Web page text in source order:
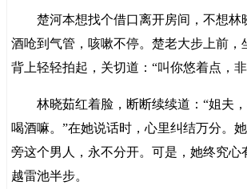
楚河本想找个借口离开房间，不想林
酒呛到气管，咳嗽不停。楚老大步上前，
背上轻轻拍起，关切道：“叫你悠着点，
林晓茹红着脸，断断续续道：“姐夫，
喝酒嘛。”在她说话时，心里纠结万分。
旁这个男人，永不分开。可是，她终究心
越雷池半步。